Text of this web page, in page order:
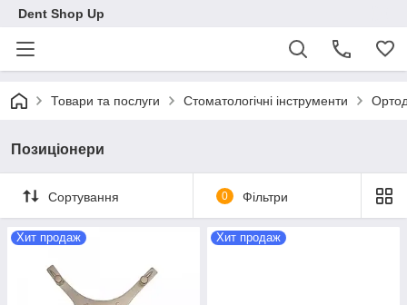
Dent Shop Up
Товари та послуги Стоматологічні інструменти
Позиціонери
Сортування 0 Фільтри
Хит продаж Хит продаж